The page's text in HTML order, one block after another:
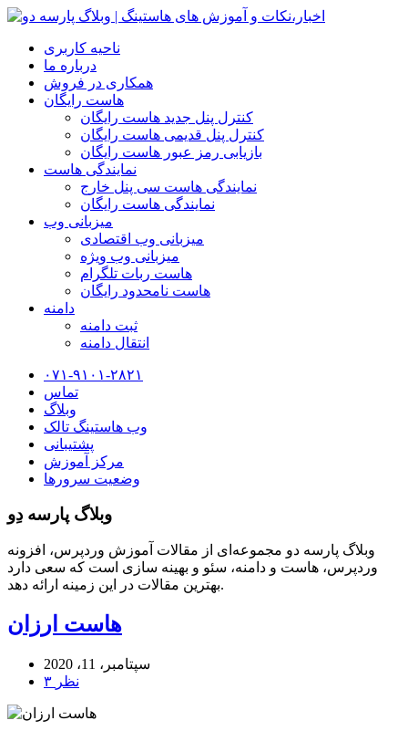
ناحیه کاربری
درباره ما
همکاری در فروش
هاست رایگان
کنترل پنل جدید هاست رایگان
کنترل پنل قدیمی هاست رایگان
بازیابی رمز عبور هاست رایگان
نمایندگی هاست
نمایندگی هاست سی پنل خارج
نمایندگی هاست رایگان
میزبانی وب
میزبانی وب اقتصادی
میزبانی وب ویژه
هاست ربات تلگرام
هاست نامحدود رایگان
دامنه
ثبت دامنه
انتقال دامنه
۰۷۱-۹۱۰۱-۲۸۲۱
تماس
وبلاگ
وب هاستینگ تالک
پشتیبانی
مرکز آموزش
وضعیت سرورها
وبلاگ پارسه دِو
وبلاگ پارسه دو مجموعه‌ای از مقالات آموزش وردپرس، افزونه
وردپرس، هاست و دامنه، سئو و بهینه سازی است که سعی دارد
بهترین مقالات در این زمینه ارائه دهد.
هاست ارزان
سپتامبر، 11، 2020
۳ نظر